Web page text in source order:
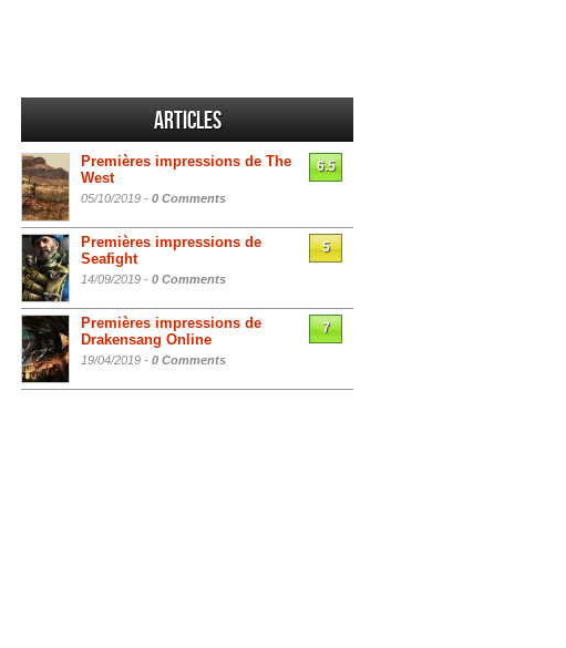
Articles
Premières impressions de The
West
05/10/2019 - 0 Comments
6.5
Premières impressions de
Seafight
14/09/2019 - 0 Comments
5
Premières impressions de
Drakensang Online
19/04/2019 - 0 Comments
7